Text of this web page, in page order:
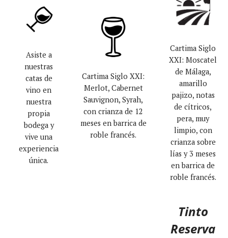
Asiste a
nuestras
catas de
vino en
nuestra
propia
bodega y
vive una
experiencia
única.
Cartima Siglo XXI:
Merlot, Cabernet
Sauvignon, Syrah,
con crianza de 12
meses en barrica de
roble francés.
Cartima Siglo
XXI: Moscatel
de Málaga,
amarillo
pajizo, notas
de cítricos,
pera, muy
limpio, con
crianza sobre
lías y 3 meses
en barrica de
roble francés.
Tinto
Reserva